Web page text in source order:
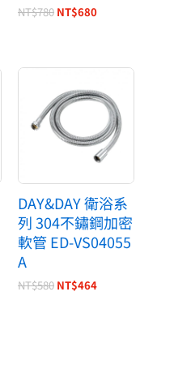
NT$780 NT$680
DAY&DAY 衛浴系
列 304不鏽鋼加密
軟管 ED-VS04055
A
NT$580
原
價
格：
NT$580。
NT$464
目
價
格：
NT$464。